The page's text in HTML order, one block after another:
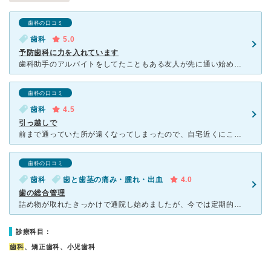
歯科の口コミ
歯科
5.0
予防歯科に力を入れています
歯科助手のアルバイトをしてたこともある友人が先に通い始め好評していたことを､ある日自分の奥歯に激痛が走った際に思い出してすぐにネットで電話番号を検索。急患として受診して以来（初回 来院時のみ予約なしで
歯科の口コミ
歯科
4.5
引っ越しで
前まで通っていた所が遠くなってしまったので、自宅近くにこちらの無痛治療のしていただける歯科を見つけて通いだしました。 通院の数週間前に、結婚式の為訪れた海外でのマッサージ施術による外側からの親知
歯科の口コミ
歯科 歯と歯茎の痛み・腫れ・出血
4.0
歯の総合管理
詰め物が取れたきっかけで通院し始めましたが、今では定期的に通っています。 歯科助手さんが毎回丁寧に対応、説明してくださるのでとても安心できますし、院長先生の説明もいつもわかりやすいです。 自分では
診療科目：
歯科、矯正歯科、小児歯科